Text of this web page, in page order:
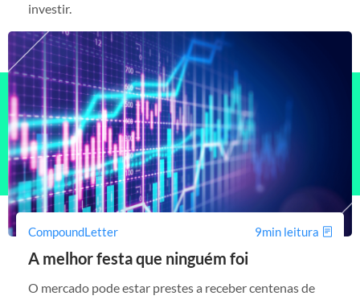
investir.
CompoundLetter 9min leitura
A melhor festa que ninguém foi
O mercado pode estar prestes a receber centenas de